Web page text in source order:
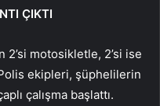
ÇIKTI
2’si motosikletle, 2’si ise
ekipleri, şüphelilerin
çalışma başlattı.